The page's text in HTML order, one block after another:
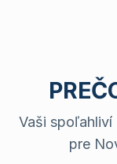
Vaši spoľahliví
pre